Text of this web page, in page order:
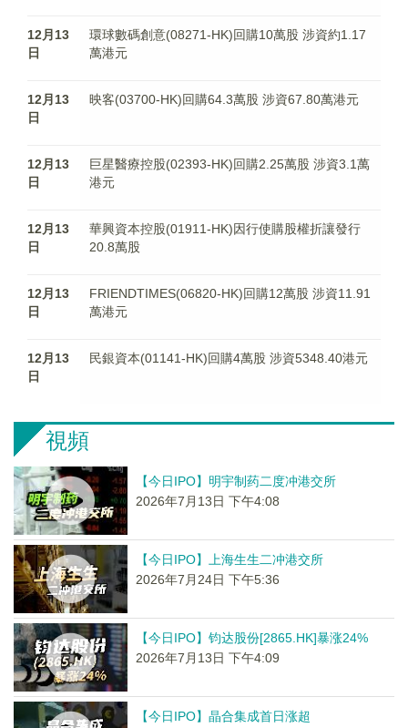
12月13
日
環球數碼創意(08271-HK)回購10萬股 涉資約1.17
萬港元
12月13
日
映客(03700-HK)回購64.3萬股 涉資67.80萬港元
12月13
日
巨星醫療控股(02393-HK)回購2.25萬股 涉資3.1萬
港元
12月13
日
華興資本控股(01911-HK)因行使購股權折讓發行
20.8萬股
12月13
日
FRIENDTIMES(06820-HK)回購12萬股 涉資11.91
萬港元
12月13
日
民銀資本(01141-HK)回購4萬股 涉資5348.40港元
視頻
【今日IPO】明宇制药二度冲港交所
2026年7月13日 下午4:08
【今日IPO】上海生生二冲港交所
2026年7月24日 下午5:36
【今日IPO】钧达股份[2865.HK]暴涨24%
2026年7月13日 下午4:09
【今日IPO】晶合集成首日涨超